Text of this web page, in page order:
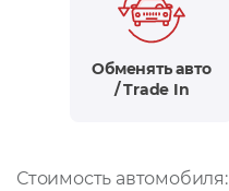
Обменять авто
/ Trade In
Стоимость автомобиля: